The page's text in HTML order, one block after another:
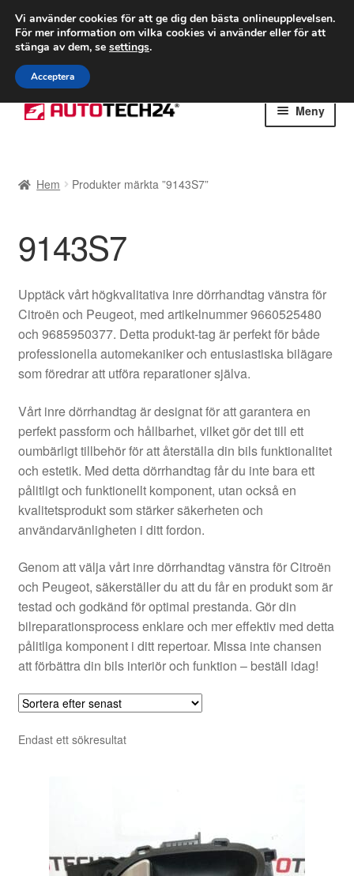
FRAKT från 75 kr
Världsomspännande frakt
Ring 766 924 713
Hoppa
till
Hoppa
till
Meny
Betalningar
Integritetspolicy
Kolla upp
Kontakt
Mitt konto
Om oss
Reklamationsprocedur
Transport
Vagn
Världsomspännande frakt
Villkor
Hem Produkter märkta ”9143S7”
9143S7
Upptäck vårt högkvalitativa inre dörrhandtag vänstra för
Citroën och Peugeot, med artikelnummer 9660525480
och 9685950377. Detta produkt-tag är perfekt för både
professionella automekaniker och entusiastiska bilägare
som föredrar att utföra reparationer själva.
Vårt inre dörrhandtag är designat för att garantera en
perfekt passform och hållbarhet, vilket gör det till ett
oumbärligt tillbehör för att återställa din bils funktionalitet
och estetik. Med detta dörrhandtag får du inte bara ett
pålitligt och funktionellt komponent, utan också en
kvalitetsprodukt som stärker säkerheten och
användarvänligheten i ditt fordon.
Genom att välja vårt inre dörrhandtag vänstra för Citroën
och Peugeot, säkerställer du att du får en produkt som är
testad och godkänd för optimal prestanda. Gör din
bilreparationsprocess enklare och mer effektiv med detta
pålitliga komponent i ditt repertoar. Missa inte chansen
att förbättra din bils interiör och funktion – beställ idag!
Endast ett sökresultat
Vi använder cookies för att ge dig den bästa onlineupplevelsen.
För mer information om vilka cookies vi använder eller för att
stänga av dem, se settings.
Acceptera